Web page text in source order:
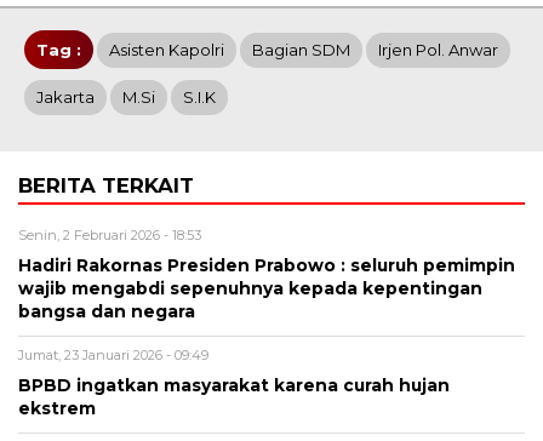
Tag : Asisten Kapolri Bagian SDM Irjen Pol. Anwar
Jakarta M.Si S.I.K
BERITA TERKAIT
Senin, 2 Februari 2026 - 18:53
Hadiri Rakornas Presiden Prabowo : seluruh pemimpin
wajib mengabdi sepenuhnya kepada kepentingan
bangsa dan negara
Jumat, 23 Januari 2026 - 09:49
BPBD ingatkan masyarakat karena curah hujan
ekstrem